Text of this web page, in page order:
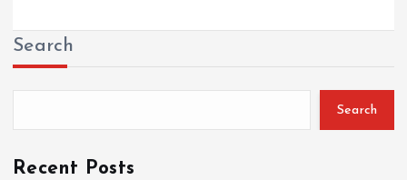
Search
Search
Recent Posts